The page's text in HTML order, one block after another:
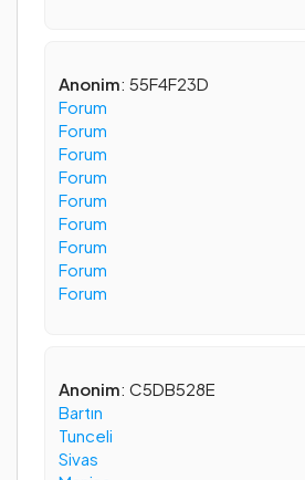
Anonim: 55F4F23D
Forum
Forum
Forum
Forum
Forum
Forum
Forum
Forum
Forum
Anonim: C5DB528E
Bartın
Tunceli
Sivas